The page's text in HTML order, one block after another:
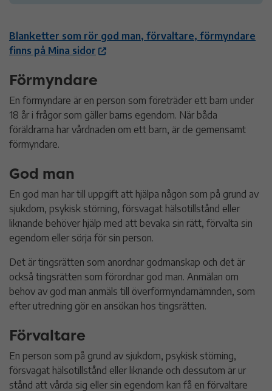
God man
Förvaltare
Överförmyndare
Kontakt
Blanketter som rör god man, förvaltare, förmyndare
finns på Mina sidor
Förmyndare
En förmyndare är en person som företräder ett barn under
18 år i frågor som gäller barns egendom. När båda
föräldrarna har vårdnaden om ett barn, är de gemensamt
förmyndare.
God man
En god man har till uppgift att hjälpa någon som på grund av
sjukdom, psykisk störning, försvagat hälsotillstånd eller
liknande behöver hjälp med att bevaka sin rätt, förvalta sin
egendom eller sörja för sin person.
Det är tingsrätten som anordnar godmanskap och det är
också tingsrätten som förordnar god man. Anmälan om
behov av god man anmäls till överförmyndarnämnden, som
efter utredning gör en ansökan hos tingsrätten.
Förvaltare
En person som på grund av sjukdom, psykisk störning,
försvagat hälsotillstånd eller liknande och dessutom är ur
stånd att vårda sig eller sin egendom kan få en förvaltare